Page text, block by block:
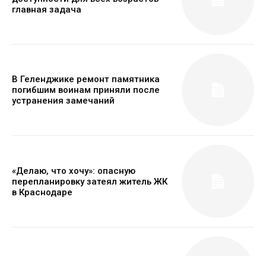
главная задача
В Геленджике ремонт памятника
погибшим воинам приняли после
устранения замечаний
«Делаю, что хочу»: опасную
перепланировку затеял житель ЖК
в Краснодаре